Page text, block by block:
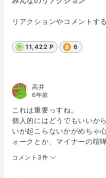
リアクションやコメントす
11,422 P 6
高井
6年前
これは重要っすね。
個人的にはどうでもいいか
いが起こらないかがめちゃ
ォークとか、マイナーの喧
コメント3件